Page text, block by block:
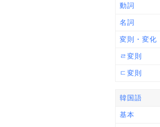
動詞
名詞
変則・変化
ㄹ変則
ㄷ変則
韓国語
基本